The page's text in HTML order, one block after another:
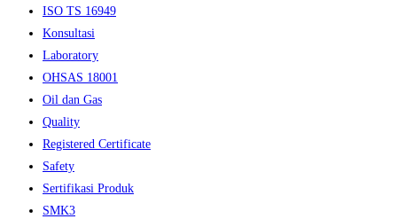
ISO TS 16949
Konsultasi
Laboratory
OHSAS 18001
Oil dan Gas
Quality
Registered Certificate
Safety
Sertifikasi Produk
SMK3